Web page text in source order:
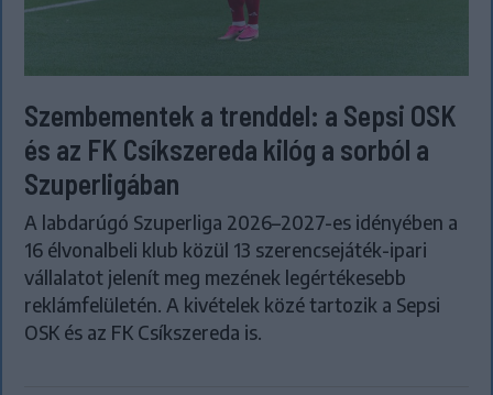
Szembementek a trenddel: a Sepsi OSK
és az FK Csíkszereda kilóg a sorból a
Szuperligában
A labdarúgó Szuperliga 2026–2027-es idényében a
16 élvonalbeli klub közül 13 szerencsejáték-ipari
vállalatot jelenít meg mezének legértékesebb
reklámfelületén. A kivételek közé tartozik a Sepsi
OSK és az FK Csíkszereda is.